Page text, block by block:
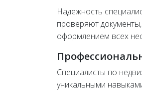
Надежность
проверяют
оформлением всех
Специалисты по
уникальными